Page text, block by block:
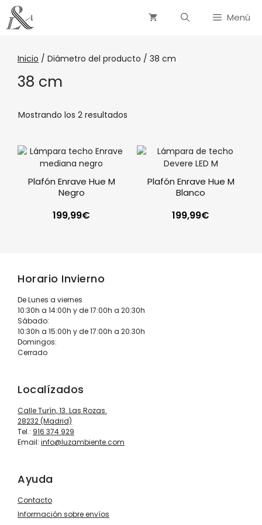
Menú
Inicio / Diámetro del producto / 38 cm
38 cm
Mostrando los 2 resultados
Plafón Enrave Hue M
Negro
199,99€
Plafón Enrave Hue M
Blanco
199,99€
Horario Invierno
De Lunes a viernes
10:30h a 14:00h y de 17:00h a 20:30h
Sábado:
10:30h a 15:00h y de 17:00h a 20:30h
Domingos:
Cerrado
Localízados
Calle Turín, 13. Las Rozas.
28232 (Madrid)
Tel.: 916 374 929
Email: info@luzambiente.com
Ayuda
Contacto
Información sobre envíos